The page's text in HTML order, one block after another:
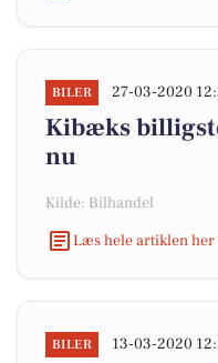
BILER 27-03-2020
Kibæks
nu
Kilde: Bilhandel
Læs hele artiklen her
BILER 13-03-2020